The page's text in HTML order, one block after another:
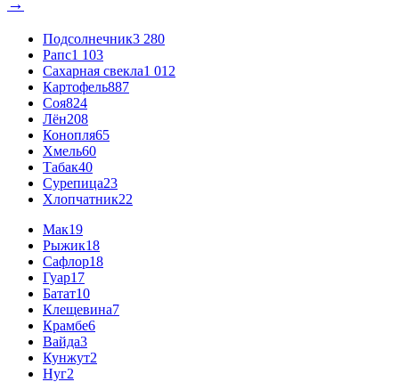
→
Подсолнечник3 280
Рапс1 103
Сахарная свекла1 012
Картофель887
Соя824
Лён208
Конопля65
Хмель60
Табак40
Сурепица23
Хлопчатник22
Мак19
Рыжик18
Сафлор18
Гуар17
Батат10
Клещевина7
Крамбе6
Вайда3
Кунжут2
Нуг2